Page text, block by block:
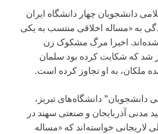
دانشجویان چهار دانشگاه ایران
به «مساله اخلاقی منتسب به یکی
شده‌اند. اخیرا مرگ مشکوک زن
شد که شکایت کرده بود سلمان
ملکان، به او تجاوز کرده است.
دانشجویان” دانشگاه‌های تبریز،
مدنی آذربایجان و صنعتی سهند در
لاریجانی خواسته‌اند که «مساله